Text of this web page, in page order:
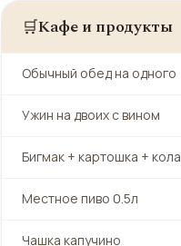
🛒Кафе и продукты
Обычный обед на одного
Ужин на двоих с вином
Бигмак + картошка + кола
Местное пиво 0.5л
Чашка капучино